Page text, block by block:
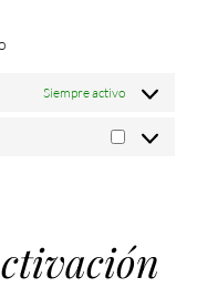
Siempre activo